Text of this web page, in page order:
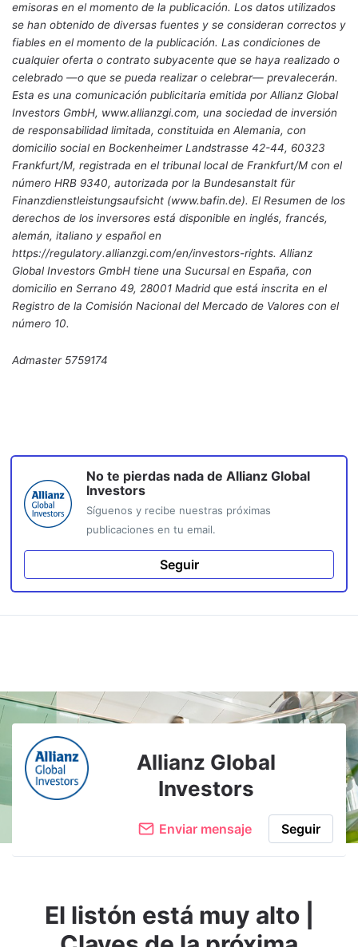
emisoras en el momento de la publicación. Los datos utilizados
se han obtenido de diversas fuentes y se consideran correctos y
fiables en el momento de la publicación. Las condiciones de
cualquier oferta o contrato subyacente que se haya realizado o
celebrado —o que se pueda realizar o celebrar— prevalecerán.
Esta es una comunicación publicitaria emitida por Allianz Global
Investors GmbH, www.allianzgi.com, una sociedad de inversión
de responsabilidad limitada, constituida en Alemania, con
domicilio social en Bockenheimer Landstrasse 42-44, 60323
Frankfurt/M, registrada en el tribunal local de Frankfurt/M con el
número HRB 9340, autorizada por la Bundesanstalt für
Finanzdienstleistungsaufsicht (www.bafin.de). El Resumen de los
derechos de los inversores está disponible en inglés, francés,
alemán, italiano y español en
https://regulatory.allianzgi.com/en/investors-rights. Allianz
Global Investors GmbH tiene una Sucursal en España, con
domicilio en Serrano 49, 28001 Madrid que está inscrita en el
Registro de la Comisión Nacional del Mercado de Valores con el
número 10.
Admaster 5759174
No te pierdas nada de Allianz Global
Investors
Síguenos y recibe nuestras próximas
publicaciones en tu email.
Seguir
Allianz Global
Investors
Enviar mensaje Seguir
El listón está muy alto |